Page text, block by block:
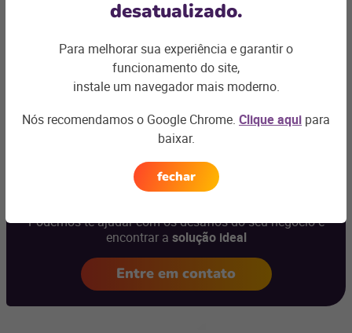
Assine a newsletter do blog da Linxe fique por dentro das
Ficou com
alguma dúvida?
Podemos te ajudar com os desafios do seu negócio e
encontrar a solução ideal
Entre em contato
desatualizado.
Para melhorar sua experiência e garantir o
funcionamento do site,
instale um navegador mais moderno.
Nós recomendamos o Google Chrome. Clique aqui para
baixar.
fechar